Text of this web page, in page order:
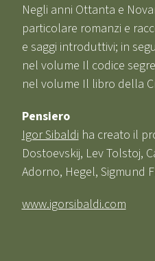
Negli anni Ottanta e
particolare romanzi e
e saggi introduttivi; in
nel volume Il codice
nel volume Il libro della
Pensiero
Igor Sibaldi ha creato il
Dostoevskij, Lev Tolstoj,
Adorno, Hegel, Sigmund
www.igorsibaldi.com